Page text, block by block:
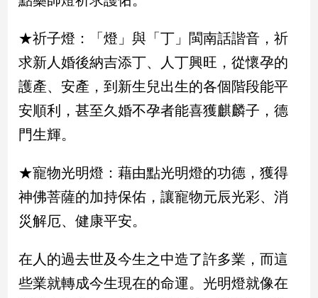
健
親
子/
感
情
藝
術
／
創
／
電
推
科
技/
遊
★祈子燈：「燈」與「丁」閩南話諧音，祈
求新人婚後納吉添丁、人丁興旺，從懷孕的
護產、安產，到新生兒出生的各個階段能平
安順利，甚至久婚不孕者能喜獲麒麟子，德
門生輝。
★寵物光明燈：藉由點光明燈的功德，獲得
神佛菩薩的加持保佑，讓寵物元辰光彩、消
災解厄、健康平安。
在人的過去世及今生之中造了許多業，而這
些業就轉成今生現在的命運。光明燈就像在